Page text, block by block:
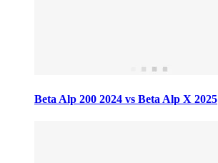
Beta Alp 200 2024 vs Beta Alp X 2025